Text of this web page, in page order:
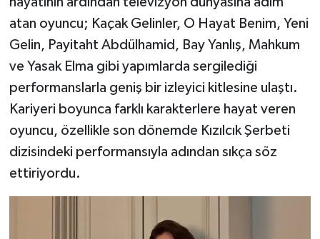
atan oyuncu; Kaçak Gelinler, O Hayat Benim, Yeni
Gelin, Payitaht Abdülhamid, Bay Yanlış, Mahkum
ve Yasak Elma gibi yapımlarda sergilediği
performanslarla geniş bir izleyici kitlesine ulaştı.
Kariyeri boyunca farklı karakterlere hayat veren
oyuncu, özellikle son dönemde Kızılcık Şerbeti
dizisindeki performansıyla adından sıkça söz
ettiriyordu.